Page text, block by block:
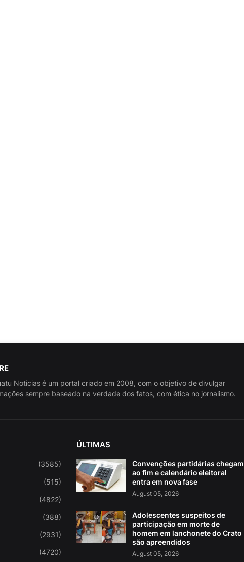
Noticias é um portal criado em 2008, com o objetivo de divulgar
sempre baseado na verdade dos fatos, com ética no jornalismo.
(3585)
(515)
(4822)
(388)
(2931)
(4720)
ÚLTIMAS
Convenções partidárias chegam
ao fim e calendário eleitoral
entra em nova fase
August 05, 2026
Adolescentes suspeitos de
participação em morte de
homem em lanchonete do Crato
são apreendidos
August 05, 2026